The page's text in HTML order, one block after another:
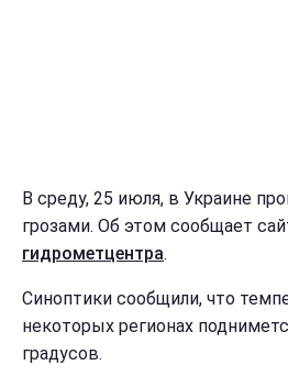
В среду, 25 июля, в Украине
грозами. Об этом сообщает
гидрометцентра.
Синоптики сообщили, что
некоторых регионах
градусов.